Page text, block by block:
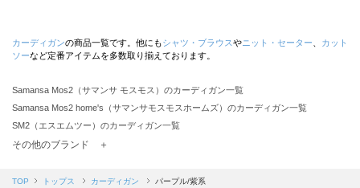
カーディガンの商品一覧です。他にもシャツ・ブラウスやニット・セーター
カット
ソーなど定番アイテムを多数取り揃えております。
Samansa Mos2（サマンサ モスモス）のカーディガン一覧
Samansa Mos2 home's（サマンサモスモスホームズ）のカーディガン一覧
SM2（エスエムツー）のカーディガン一覧
TSUHARU by Samansa Mos2（ツハルバイサマンサモスモス）のカーディガン一覧
Samansa Mos2 blue（サマンサモスモス ブルー）のカーディガン一覧
その他のブランド ＋
TOP トップス カーディガン パープル/紫系